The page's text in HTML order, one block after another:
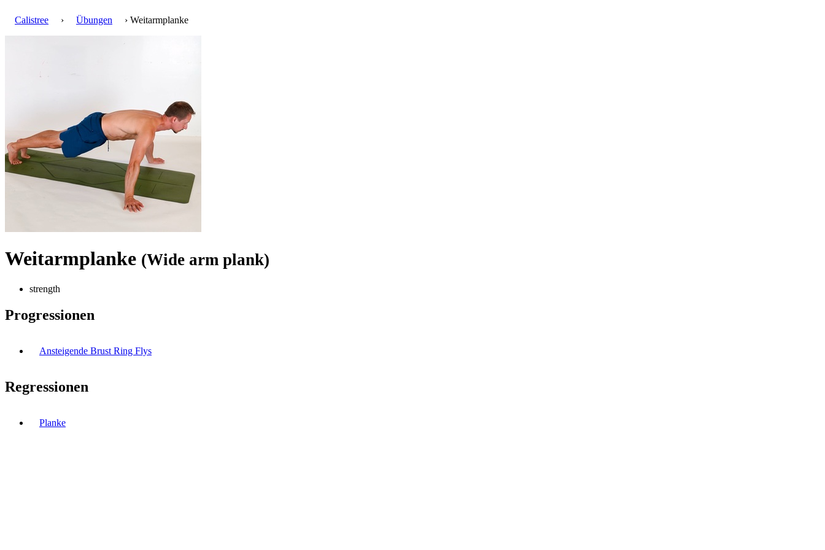
Calistree › Übungen › Weitarmplanke
Weitarmplanke (Wide arm plank)
strength
Progressionen
Ansteigende Brust Ring Flys
Regressionen
Planke